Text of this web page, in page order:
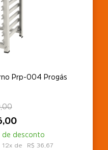
Prp-004 Progás
de desconto
12x de R$ 36,67